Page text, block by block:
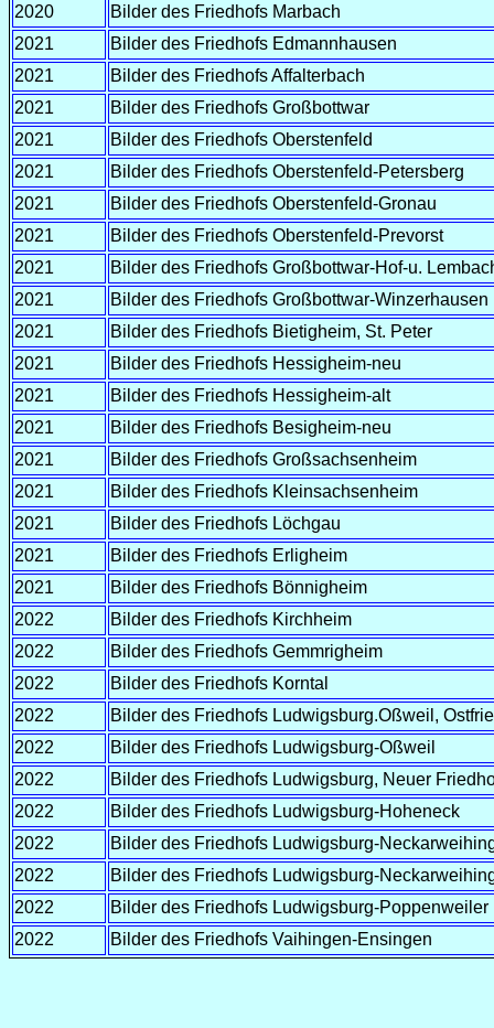
2020
Bilder des Friedhofs Marbach
2021
Bilder des Friedhofs Edmannhausen
2021
Bilder des Friedhofs Affalterbach
2021
Bilder des Friedhofs Großbottwar
2021
Bilder des Friedhofs Oberstenfeld
2021
Bilder des Friedhofs Oberstenfeld-Petersberg
2021
Bilder des Friedhofs Oberstenfeld-Gronau
2021
Bilder des Friedhofs Oberstenfeld-Prevorst
2021
Bilder des Friedhofs Großbottwar-Hof-u.
2021
Bilder des Friedhofs Großbottwar-Winzerhausen
2021
Bilder des Friedhofs Bietigheim, St. Peter
2021
Bilder des Friedhofs Hessigheim-neu
2021
Bilder des Friedhofs Hessigheim-alt
2021
Bilder des Friedhofs Besigheim-neu
2021
Bilder des Fried hofs Großsachsenheim
2021
Bilder des Friedhofs Kleinsachsenheim
2021
Bilder des Friedhofs Löchgau
2021
Bilder des Friedhofs Erligheim
2021
Bilder des Friedhofs Bönnigheim
2022
Bilder des Friedhofs Kirchheim
2022
Bilder des Friedhofs Gemmrigheim
2022
Bilder des Friedhofs Korntal
2022
Bilder des Friedhofs Ludwigsburg.Oßweil,
2022
Bilder des Friedhofs Ludwigsburg-Oßweil
2022
Bilder des Friedhofs Ludwigsburg, Neuer
2022
Bilder des Friedhofs Ludwigsburg-Hoheneck
2022
Bilder des Friedhofs Ludwigsburg-
2022
Bilder des Friedhofs Ludwigsburg-
2022
Bilder des Friedhofs Ludwigsburg-Poppenweiler
2022
Bilder des Friedhofs Vaihingen-Ensingen